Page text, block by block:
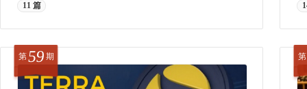
11 篇
第59 期 第